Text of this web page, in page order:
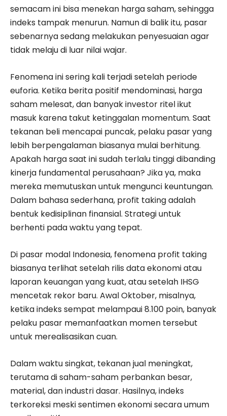
semacam ini bisa menekan harga saham, sehingga
indeks tampak menurun. Namun di balik itu, pasar
sebenarnya sedang melakukan penyesuaian agar
tidak melaju di luar nilai wajar.
Fenomena ini sering kali terjadi setelah periode
euforia. Ketika berita positif mendominasi, harga
saham melesat, dan banyak investor ritel ikut
masuk karena takut ketinggalan momentum. Saat
tekanan beli mencapai puncak, pelaku pasar yang
lebih berpengalaman biasanya mulai berhitung.
Apakah harga saat ini sudah terlalu tinggi dibanding
kinerja fundamental perusahaan? Jika ya, maka
mereka memutuskan untuk mengunci keuntungan.
Dalam bahasa sederhana, profit taking adalah
bentuk kedisiplinan finansial. Strategi untuk
berhenti pada waktu yang tepat.
Di pasar modal Indonesia, fenomena profit taking
biasanya terlihat setelah rilis data ekonomi atau
laporan keuangan yang kuat, atau setelah IHSG
mencetak rekor baru. Awal Oktober, misalnya,
ketika indeks sempat melampaui 8.100 poin, banyak
pelaku pasar memanfaatkan momen tersebut
untuk merealisasikan cuan.
Dalam waktu singkat, tekanan jual meningkat,
terutama di saham-saham perbankan besar,
material, dan industri dasar. Hasilnya, indeks
terkoreksi meski sentimen ekonomi secara umum